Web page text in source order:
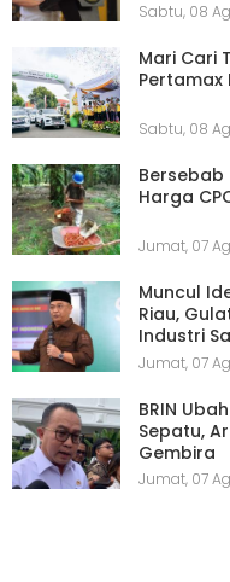
Sabtu, 08
Mari Cari
Pertamax
Sabtu, 08
Bersebab
Harga
Jumat, 07
Muncul
Riau,
Industri
Jumat, 07
BRIN
Sepatu,
Gembira
Jumat, 07